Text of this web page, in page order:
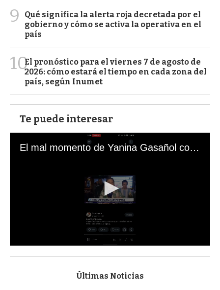
9
Qué significa la alerta roja decretada por el
gobierno y cómo se activa la operativa en el
país
10El pronóstico para el viernes 7 de agosto de
2026: cómo estará el tiempo en cada zona del
país, según Inumet
Te puede interesar
El mal momento de Yanina Gasañol con un hincha argentino en "Subrayado"
s
Últimas Noticias